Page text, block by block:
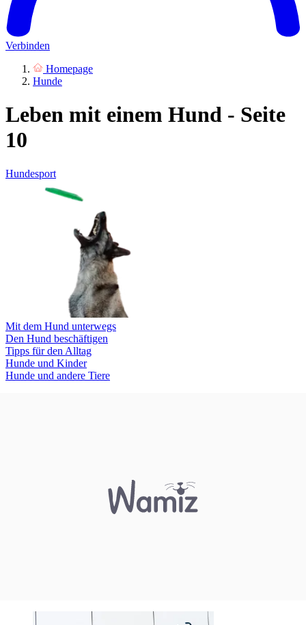
Verbinden
Homepage
Hunde
Leben mit einem Hund - Seite
10
Hundesport
Mit dem Hund unterwegs
Den Hund beschäftigen
Tipps für den Alltag
Hunde und Kinder
Hunde und andere Tiere